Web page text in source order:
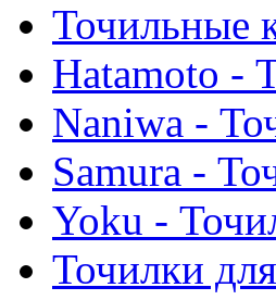
Точильные
Hatamoto -
Naniwa -
Samura -
Yoku -
Точилки